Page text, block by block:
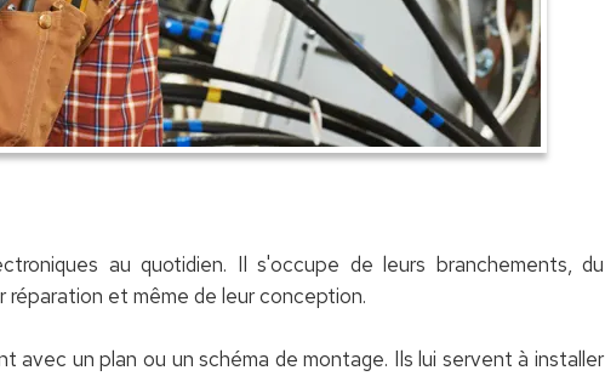
au quotidien. Il s'occupe de leurs branchements, du
et même de leur conception.
un plan ou un schéma de montage. Ils lui servent à installer